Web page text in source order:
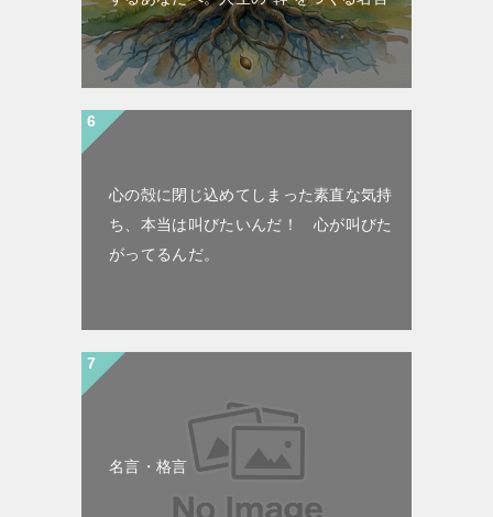
心の殻に閉じ込めてしまった素直な気持
ち、本当は叫びたいんだ！ 心が叫びた
がってるんだ。
名言・格言